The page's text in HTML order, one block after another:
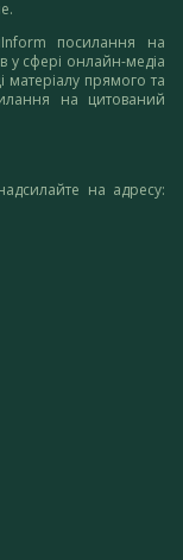
посилання на
у сфері онлайн-медіа
прямого та
на цитований
на адресу: